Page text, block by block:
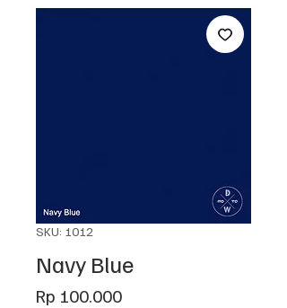
SKU: 1012
Navy Blue
Rp 100.000Harga